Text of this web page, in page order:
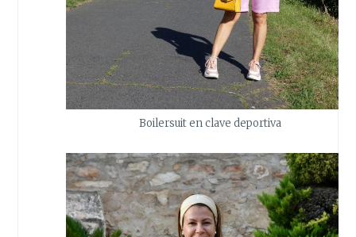
Boilersuit en clave deportiva